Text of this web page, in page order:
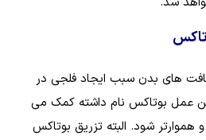
های بدن سبب ایجاد فلجی در
عمل بوتاکس نام داشته کمک می‌
شود. البته تزریق بوتاکس